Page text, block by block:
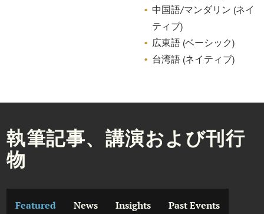
中国語/マンダリン (ネイ
ティブ)
広東語 (ベーシック)
台湾語 (ネイティブ)
執筆記事、講演および刊行
物
Featured News Insights Past Events